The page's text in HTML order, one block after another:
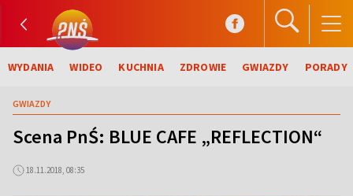
WYDANIA WIDEO KUCHNIA ZDROWIE GWIAZDY PORADY
GWIAZDY
Scena PnŚ: BLUE CAFE „REFLECTION“
18.11.2018, 08:35